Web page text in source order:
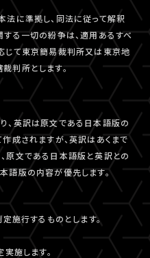
に準拠し、同法に従って解釈
る一切の紛争は、適用あるすべ
じて東京簡易裁判所又は東京地
判所とします。
、英訳は原文である日本語版の
成されますが、英訳はあくまで
原文である日本語版と英訳との
語版の内容が優先します。
施行するものとします。
施します。